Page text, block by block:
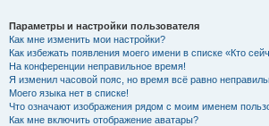
Параметры и настройки пользователя
Как мне изменить мои настройки?
Как избежать появления моего имени в списке «Кто
На конференции неправильное время!
Я изменил часовой пояс, но время всё равно
Моего языка нет в списке!
Что означают изображения рядом с моим именем
Как мне включить отображение аватары?